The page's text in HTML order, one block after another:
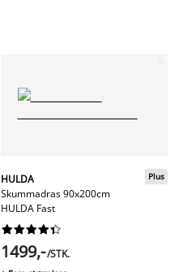
HULDA
Skummadras 90x200cm
HULDA Fast
Plus






1499,-/STK.